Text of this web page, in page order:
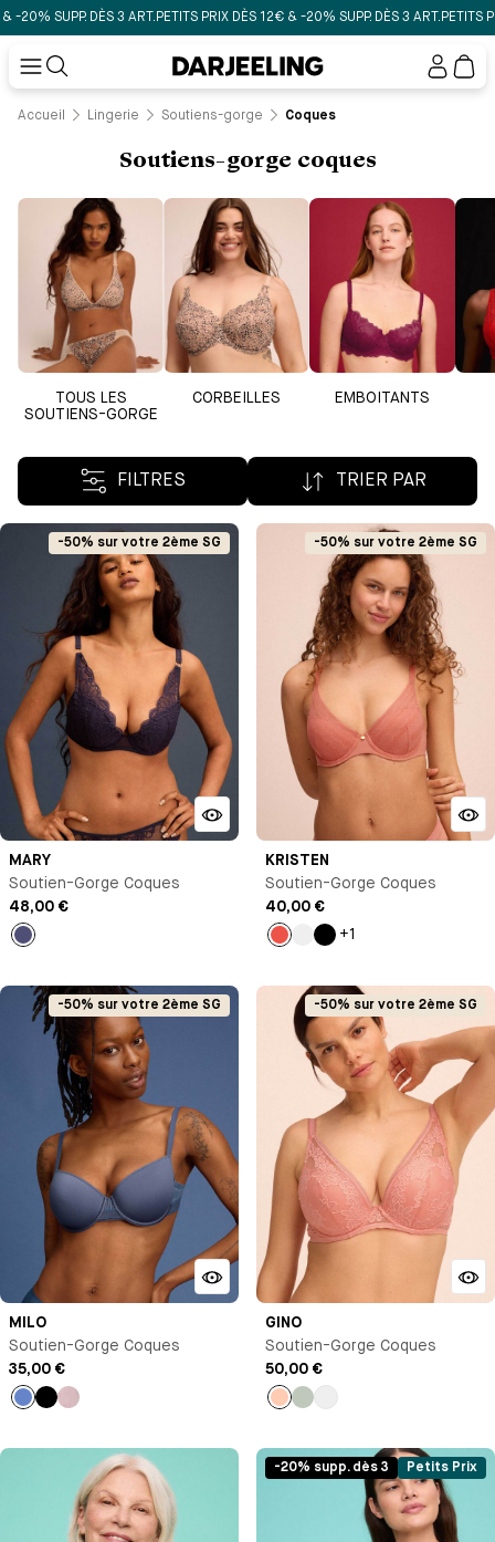
SUPP. DÈS 3 ART.PETITS PRIX DÈS 12€ & -20% SUPP. DÈS 3 ART.PETITS PRIX
Mon
Accueil Lingerie Soutiens-gorge Coques
Soutiens-gorge coques
TOUS LES
SOUTIENS-GORGE
CORBEILLES EMBOITANTS
FILTRES TRIER PAR
-50% sur votre 2ème SG
MARY
Soutien-Gorge Coques
48,00 €
Bleu
-50% sur votre 2ème SG
KRISTEN
Soutien-Gorge Coques
40,00 €
Corail
+1
-50% sur votre 2ème SG
MILO
Soutien-Gorge Coques
35,00 €
Bleu
-50% sur votre 2ème SG
GINO
Soutien-Gorge Coques
50,00 €
PêcheVertBlanc
-20% supp. dès 3 Petits Prix